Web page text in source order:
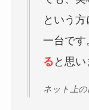
という
一台です
る と思い
ネット上